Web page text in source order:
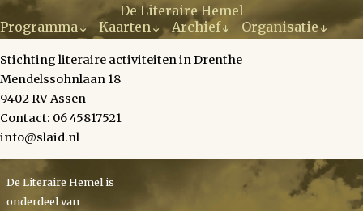
Ga
naar
de
inhoud
De Literaire Hemel
Programma
Kaarten Archief Organisatie
Stichting literaire activiteiten in Drenthe
Mendelssohnlaan 18
9402 RV Assen
Contact: 06 45817521
info@slaid.nl
De Literaire Hemel is
onderdeel van